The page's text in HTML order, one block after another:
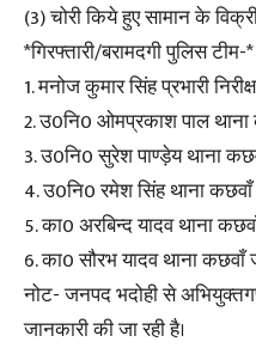
(3) चोरी किये हुए सामान के
*गिरफ्तारी/बरामदगी पुलिस टीम-*
1. मनोज कुमार सिंह प्रभारी
2. उ0नि0 ओमप्रकाश पाल
3. उ0नि0 सुरेश पाण्ड़ेय थाना
4. उ0नि0 रमेश सिंह थाना
5. का0 अरबिन्द यादव थाना
6. का0 सौरभ यादव थाना कछवाँ
नोट- जनपद भदोही से
जानकारी की जा रही है।